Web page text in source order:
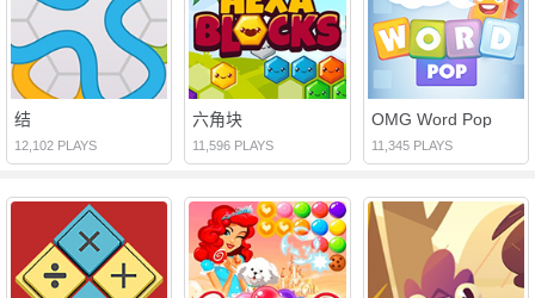
结
12,102 PLAYS
六角块
11,596 PLAYS
OMG Word Pop
11,345 PLAYS